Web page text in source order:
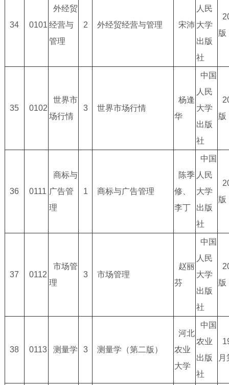
34 0101
外经贸
经营与
管理
2 外经贸经营与管理 宋沛
人民
大学
出版
社
版
35 0102
世界市
场行情
3 世界市场行情
杨逢
华
中国
人民
大学
出版
社
版
36 0111
商标与
广告管
理
1 商标与广告管理
陈季
修、
李丁
中国
人民
大学
出版
社
版
37 0112
市场管
理
3 市场管理
赵丽
芬
中国
人民
大学
出版
社
版
38 0113 测量学 3 测量学（第二版）
河北
农业
大学
中国
农业
出版
社
月